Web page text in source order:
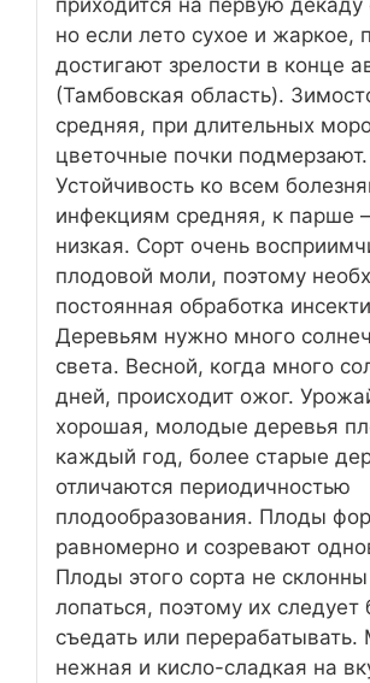
но если лето сухое и жаркое,
достигают зрелости в конце
(Тамбовская область).
средняя, при длительных
цветочные почки подмерзают.
Устойчивость ко всем
инфекциям средняя, к парше
низкая. Сорт очень
плодовой моли, поэтому
постоянная обработка
Деревьям нужно много
света. Весной, когда много
дней, происходит ожог.
хорошая, молодые деревья
каждый год, более старые
отличаются периодичностью
плодообразования. Плоды
равномерно и созревают
Плоды этого сорта не
лопаться, поэтому их следует
съедать или перерабатывать.
нежная и кисло-сладкая на